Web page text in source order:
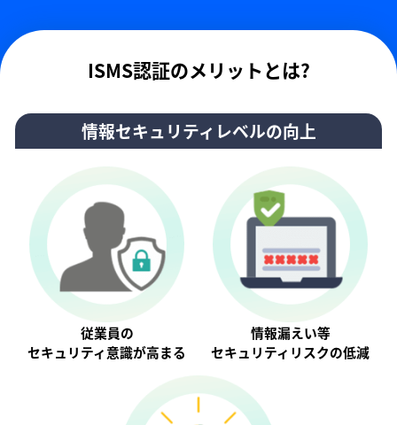
ISMS認証のメリットとは?
情報セキュリティレベルの向上
従業員の
セキュリティ意識が⾼まる
情報漏えい等
セキュリティリスクの低減